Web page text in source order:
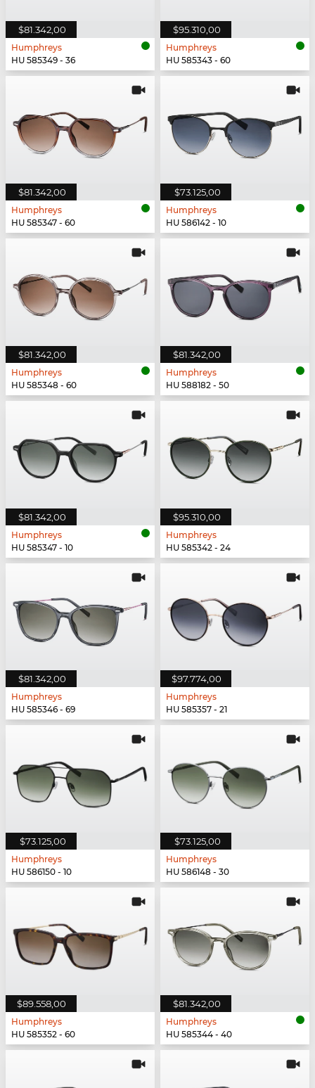
$81.342,00
Humphreys
HU 585349 - 36
$95.310,00
Humphreys
HU 585343 - 60
$81.342,00
Humphreys
HU 585347 - 60
$73.125,00
Humphreys
HU 586142 - 10
$81.342,00
Humphreys
HU 585348 - 60
$81.342,00
Humphreys
HU 588182 - 50
$81.342,00
Humphreys
HU 585347 - 10
$95.310,00
Humphreys
HU 585342 - 24
$81.342,00
Humphreys
HU 585346 - 69
$97.774,00
Humphreys
HU 585357 - 21
$73.125,00
Humphreys
HU 586150 - 10
$73.125,00
Humphreys
HU 586148 - 30
$89.558,00
Humphreys
HU 585352 - 60
$81.342,00
Humphreys
HU 585344 - 40